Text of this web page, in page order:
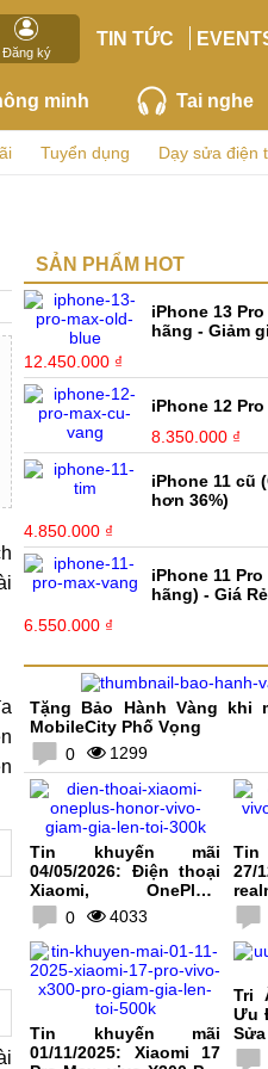
Đăng ký
TIN TỨC
minh Tai nghe
Tuyển dụng Dạy sửa điện
SẢN PHẨM HOT
iPhone 13
hãng - Giảm
12.450.000 ₫
iPhone 12
8.350.000 ₫
iPhone 11 cũ
hơn 36%)
4.850.000 ₫
iPhone 11
hãng) - Giá
6.550.000 ₫
Tặng Bảo Hành Vàng khi
MobileCity Phố Vọng
0
1299
Tin khuyến mãi
04/05/2026: Điện thoại
Xiaomi, OnePlus,
HONOR, vivo giảm giá
lên tới 300K
0 4033
27/
Tin khuyến mãi
01/11/2025: Xiaomi 17
Tri
Ưu